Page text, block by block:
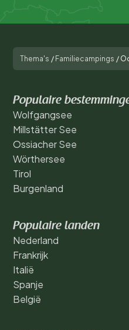
Thema's / Familiecampings /
Populaire
Wolfgangsee
Millstätter See
Ossiacher See
Wörthersee
Tirol
Burgenland
Populaire landen
Nederland
Frankrijk
Italië
Spanje
België